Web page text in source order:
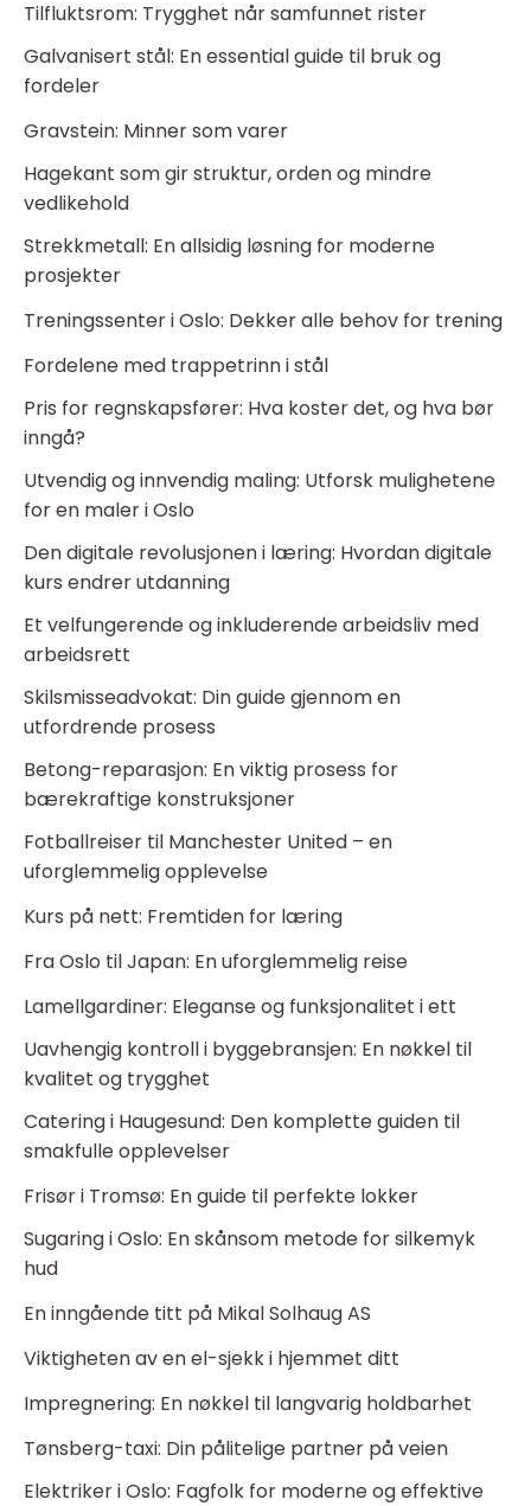
Tilfluktsrom: Trygghet når samfunnet rister
Galvanisert stål: En essential guide til bruk og
fordeler
Gravstein: Minner som varer
Hagekant som gir struktur, orden og mindre
vedlikehold
Strekkmetall: En allsidig løsning for moderne
prosjekter
Treningssenter i Oslo: Dekker alle behov for trening
Fordelene med trappetrinn i stål
Pris for regnskapsfører: Hva koster det, og hva bør
inngå?
Utvendig og innvendig maling: Utforsk mulighetene
for en maler i Oslo
Den digitale revolusjonen i læring: Hvordan digitale
kurs endrer utdanning
Et velfungerende og inkluderende arbeidsliv med
arbeidsrett
Skilsmisseadvokat: Din guide gjennom en
utfordrende prosess
Betong-reparasjon: En viktig prosess for
bærekraftige konstruksjoner
Fotballreiser til Manchester United – en
uforglemmelig opplevelse
Kurs på nett: Fremtiden for læring
Fra Oslo til Japan: En uforglemmelig reise
Lamellgardiner: Eleganse og funksjonalitet i ett
Uavhengig kontroll i byggebransjen: En nøkkel til
kvalitet og trygghet
Catering i Haugesund: Den komplette guiden til
smakfulle opplevelser
Frisør i Tromsø: En guide til perfekte lokker
Sugaring i Oslo: En skånsom metode for silkemyk
hud
En inngående titt på Mikal Solhaug AS
Viktigheten av en el-sjekk i hjemmet ditt
Impregnering: En nøkkel til langvarig holdbarhet
Tønsberg-taxi: Din pålitelige partner på veien
Elektriker i Oslo: Fagfolk for moderne og effektive